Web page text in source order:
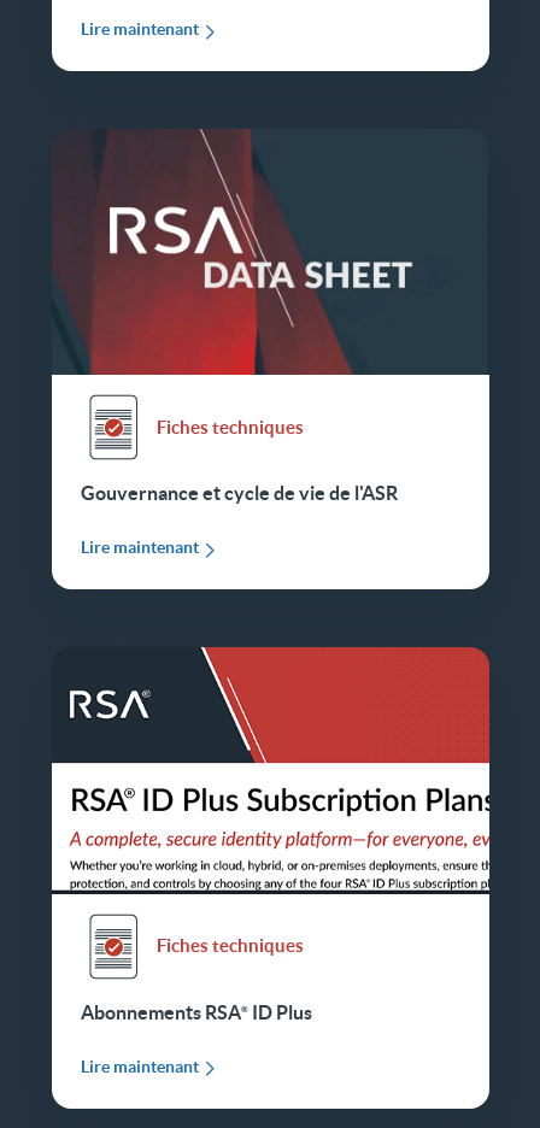
Lire maintenant
Fiches techniques
Gouvernance et cycle de vie de l'ASR
Lire maintenant
Fiches techniques
Abonnements RSA ID Plus
Lire maintenant